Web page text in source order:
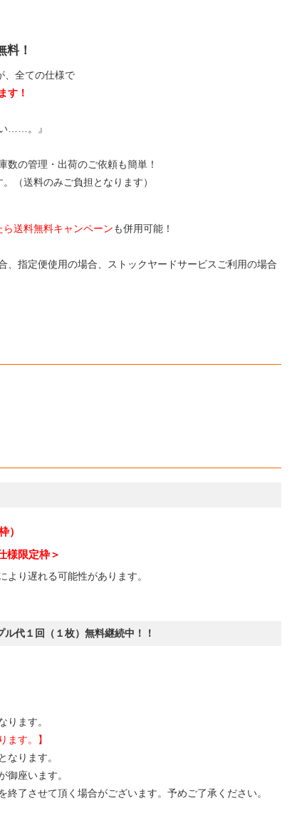
料！
、全ての仕様で
す！
……。』
の管理・出荷のご依頼も簡単！
（送料のみご負担となります）
送料無料キャンペーンも併用可能！
指定便使用の場合、ストックヤードサービスご利用の場合
）
様限定枠＞
り遅れる可能性があります。
代１回（１枚）無料継続中！！
ます。
ます。】
ります。
座います。
了させて頂く場合がございます。予めご了承ください。